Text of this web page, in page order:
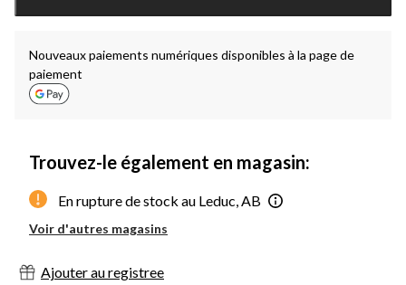
jour
Nouveaux paiements numériques disponibles à la page de
paiement
Trouvez-le également en magasin:
En rupture de stock au Leduc, AB
Voir d'autres magasins
Ajouter au registree